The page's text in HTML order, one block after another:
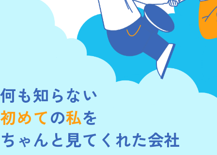
何も知らない
初めての私を
ちゃんと見てくれた会社